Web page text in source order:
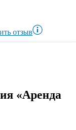
отзыв
«Аренда